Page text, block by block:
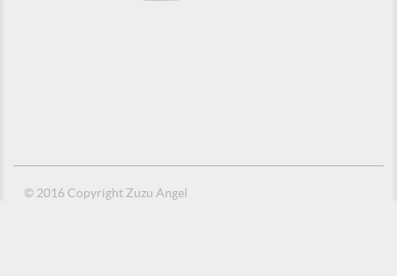
© 2016 Copyright Zuzu Angel